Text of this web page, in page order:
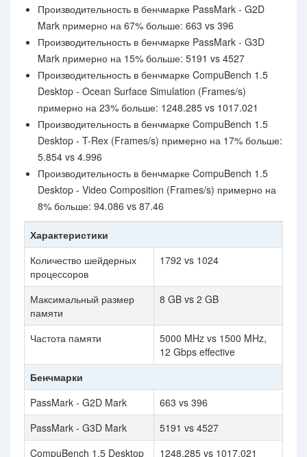
Производительность в бенчмарке PassMark - G2D
Mark примерно на 67% больше: 663 vs 396
Производительность в бенчмарке PassMark - G3D
Mark примерно на 15% больше: 5191 vs 4527
Производительность в бенчмарке CompuBench 1.5
Desktop - Ocean Surface Simulation (Frames/s)
примерно на 23% больше: 1248.285 vs 1017.021
Производительность в бенчмарке CompuBench 1.5
Desktop - T-Rex (Frames/s) примерно на 17% больше:
5.854 vs 4.996
Производительность в бенчмарке CompuBench 1.5
Desktop - Video Composition (Frames/s) примерно на
8% больше: 94.086 vs 87.46
Характеристики
Количество шейдерных
процессоров
1792 vs 1024
Максимальный размер
памяти
8 GB vs 2 GB
Частота памяти
5000 MHz vs 1500 MHz,
12 Gbps effective
Бенчмарки
PassMark - G2D Mark
663 vs 396
PassMark - G3D Mark
5191 vs 4527
CompuBench 1.5 Desktop
1248.285 vs 1017.021